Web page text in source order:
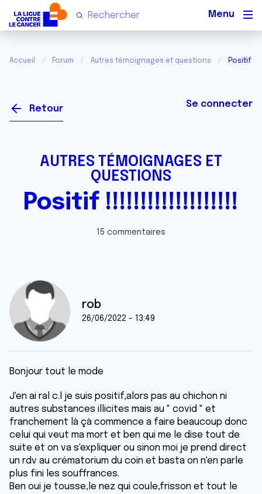
Accueil Forum Autres témoignages et questions Positif
Retour Se connecter
AUTRES TÉMOIGNAGES ET
QUESTIONS
Positif !!!!!!!!!!!!!!!!!!!
15 commentaires
rob
26/06/2022 - 13:49
Bonjour tout le mode
J'en ai ral c.l je suis positif,alors pas au chichon ni
autres substances illicites mais au " covid " et
franchement là çà commence a faire beaucoup donc
celui qui veut ma mort et ben qui me le dise tout de
suite et on va s'expliquer ou sinon moi je prend direct
un rdv au crématorium du coin et basta on n'en parle
plus fini les souffrances.
Ben oui je tousse,le nez qui coule,frisson et tout le